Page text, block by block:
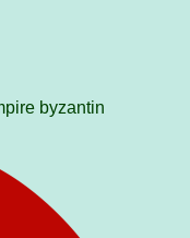
byzantin